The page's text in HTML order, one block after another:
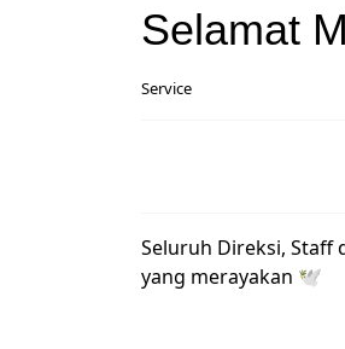
Selamat
Service
Seluruh Direksi, Staff
yang merayakan 🕊️